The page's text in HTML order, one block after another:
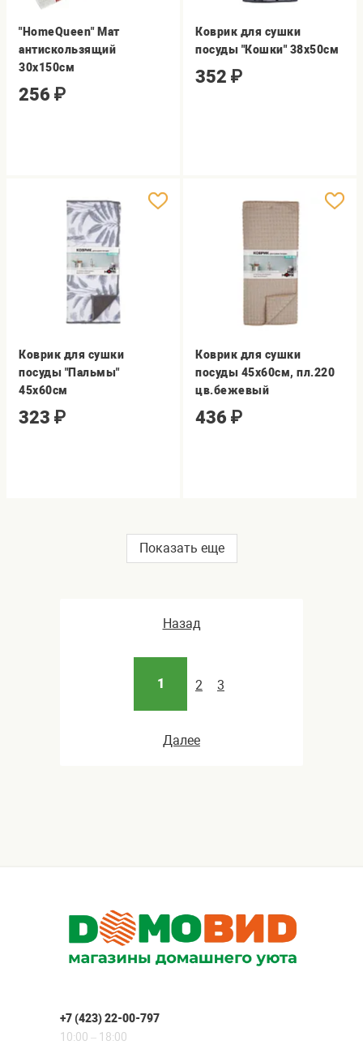
"HomeQueen" Мат
антискользящий
30х150см
256 ₽
Коврик для сушки
посуды "Кошки" 38х50см
352 ₽
Коврик для сушки
посуды "Пальмы"
45х60см
323 ₽
Коврик для сушки
посуды 45х60см, пл.220
цв.бежевый
436 ₽
Показать еще
Назад
1 2 3
Далее
+7 (423) 22-00-797
10:00 – 18:00